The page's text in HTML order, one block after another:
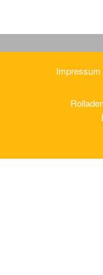
Impressum